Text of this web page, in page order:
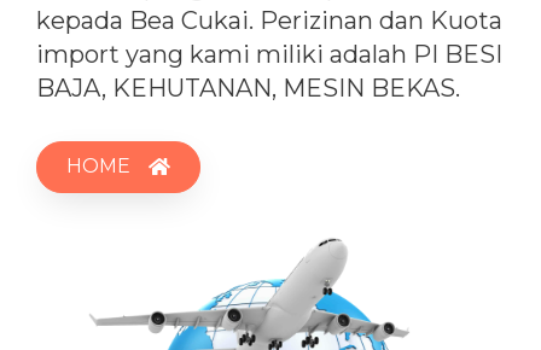
kepada Bea Cukai. Perizinan dan Kuota
import yang kami miliki adalah PI BESI
BAJA, KEHUTANAN, MESIN BEKAS.
HOME